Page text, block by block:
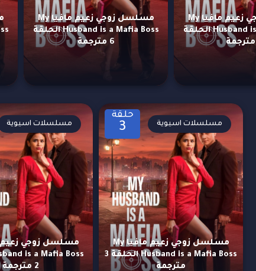
مسلسل زوجي زعيم مافيا My
Husband is a Mafia Boss الحلقة
مسلسل زوجي زعيم مافيا My
Husband is a Mafia Boss الحلقة
6 مترجمة
حلقة
3
مسلسل زوجي زعيم مافيا My
Husband is a Mafia Boss الحلقة 3
مترجمة
مسلسلات اسيوية
2 مترجمة
مسلسلات اسيوية